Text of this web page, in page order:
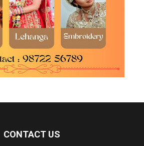
CONTACT US